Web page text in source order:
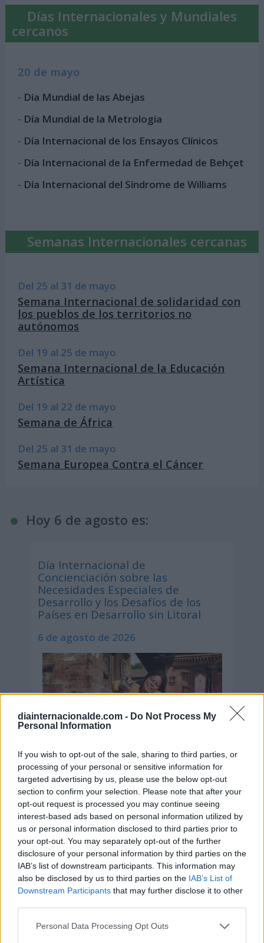
diainternacionalde.com - Do Not Process My
Personal Information
If you wish to opt-out of the sale, sharing to third parties, or
processing of your personal or sensitive information for
targeted advertising by us, please use the below opt-out
section to confirm your selection. Please note that after your
opt-out request is processed you may continue seeing
interest-based ads based on personal information utilized by
us or personal information disclosed to third parties prior to
your opt-out. You may separately opt-out of the further
disclosure of your personal information by third parties on the
IAB’s list of downstream participants. This information may
also be disclosed by us to third parties on the IAB’s List of
Downstream Participants that may further disclose it to other
Personal Data Processing Opt Outs
Días Internacionales y Mundiales
cercanos
20 de mayo
- Día Mundial de las Abejas
- Día Mundial de la Metrología
- Día Internacional de los Ensayos Clínicos
- Día Internacional de la Enfermedad de Behçet
- Día Internacional del Síndrome de Williams
Semanas Internacionales cercanas
Del 25 al 31 de mayo
Semana Internacional de solidaridad con
los pueblos de los territorios no
autónomos
Del 19 al 25 de mayo
Semana Internacional de la Educación
Artística
Del 19 al 22 de mayo
Semana de África
Del 25 al 31 de mayo
Semana Europea Contra el Cáncer
Hoy 6 de agosto es:
Día Internacional de
Concienciación sobre las
Necesidades Especiales de
Desarrollo y los Desafíos de los
Países en Desarrollo sin Litoral
6 de agosto de 2026